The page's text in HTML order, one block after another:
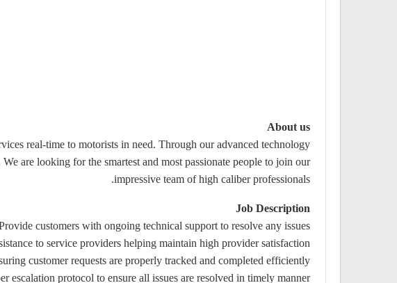
About us
real-time to motorists in need. Through our advanced technology
are looking for the smartest and most passionate people to join our
impressive team of high caliber professionals.
Job Description
customers with ongoing technical support to resolve any issues.
to service providers helping maintain high provider satisfaction
customer requests are properly tracked and completed efficiently.
escalation protocol to ensure all issues are resolved in timely manner